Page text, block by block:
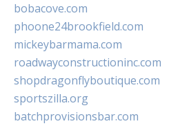
bobacove.com
phoone24brookfield.com
mickeybarmama.com
roadwayconstructioninc.com
shopdragonflyboutique.com
sportszilla.org
batchprovisionsbar.com